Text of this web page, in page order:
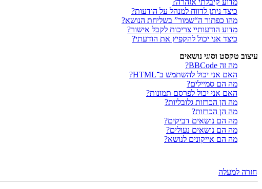
מדוע קיבלתי אזהרה?
כיצד ניתן לדווח למנהל על הודעות?
מהו כפתור ה“שמור” בשליחת הנושא?
מדוע הודעותיי צריכות לקבל אישור?
כיצד אני יכול להקפיץ את הודעתי?
עיצוב טקסט וסוגי נושאים
מה זה BBCode?
האם אני יכול להשתמש ב־HTML?
מה הם סמיילים?
האם אני יכול לפרסם תמונות?
מה הן הכרזות גלובליות?
מה הן הכרזות?
מה הם נושאים דביקים?
מה הם נושאים נעולים?
מה הם אייקונים לנושא?
חזרה למעלה